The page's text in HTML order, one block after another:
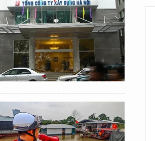
VIDEO
PODCAST
ẢNH
LONGFORM
INFOGRAPHIC
LỊCH VẠN SỰ